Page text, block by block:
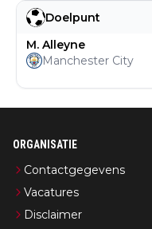
Doelpunt
M. Alleyne
Manchester City
ORGANISATIE
Contactgegevens
Vacatures
Disclaimer